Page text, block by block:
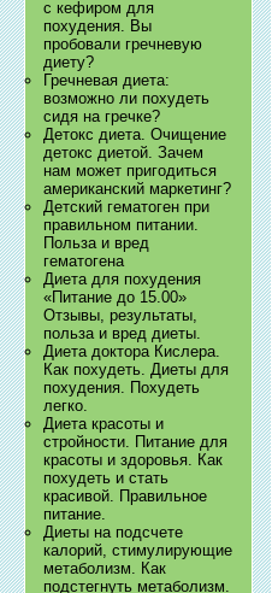
с кефиром для
похудения. Вы
пробовали гречневую
диету?
Гречневая диета:
возможно ли похудеть
сидя на гречке?
Детокс диета. Очищение
детокс диетой. Зачем
нам может пригодиться
американский маркетинг?
Детский гематоген при
правильном питании.
Польза и вред
гематогена
Диета для похудения
«Питание до 15.00»
Отзывы, результаты,
польза и вред диеты.
Диета доктора Кислера.
Как похудеть. Диеты для
похудения. Похудеть
легко.
Диета красоты и
стройности. Питание для
красоты и здоровья. Как
похудеть и стать
красивой. Правильное
питание.
Диеты на подсчете
калорий, стимулирующие
метаболизм. Как
подстегнуть метаболизм.